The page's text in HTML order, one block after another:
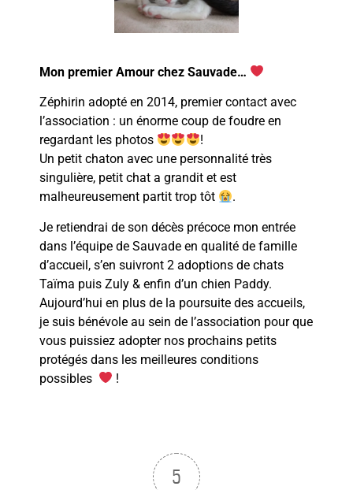
Mon premier Amour chez Sauvade…
Zéphirin adopté en 2014, premier contact avec
l’association : un énorme coup de foudre en
regardant les photos
!
Un petit chaton avec une personnalité très
singulière, petit chat a grandit et est
malheureusement partit trop tôt
.
Je retiendrai de son décès précoce mon entrée
dans l’équipe de Sauvade en qualité de famille
d’accueil, s’en suivront 2 adoptions de chats
Taïma puis Zuly & enfin d’un chien Paddy.
Aujourd’hui en plus de la poursuite des accueils,
je suis bénévole au sein de l’association pour que
vous puissiez adopter nos prochains petits
protégés dans les meilleures conditions
possibles
!
5